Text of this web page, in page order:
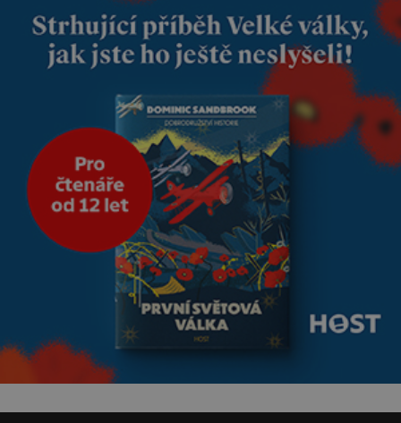
modrou filcovou čapkou, z níž
se draly blonďaté vlásky. Fakt,
že jsou těla dávných lidí
nesmírně dobře zachovalá,
přičítají odborníci zdejším
klimatickým podmínkám.
Sucho, prosolené písky a
extrémně